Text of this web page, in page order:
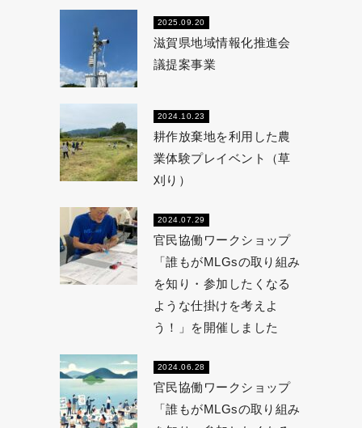
2025.09.20
滋賀県地域情報化推進会
議提案事業
2024.10.23
耕作放棄地を利用した農
業体験プレイベント（草
刈り）
2024.07.29
官民協働ワークショップ
「誰もがMLGsの取り組み
を知り・参加したくなる
ような仕掛けを考えよ
う！」を開催しました
2024.06.28
官民協働ワークショップ
「誰もがMLGsの取り組み